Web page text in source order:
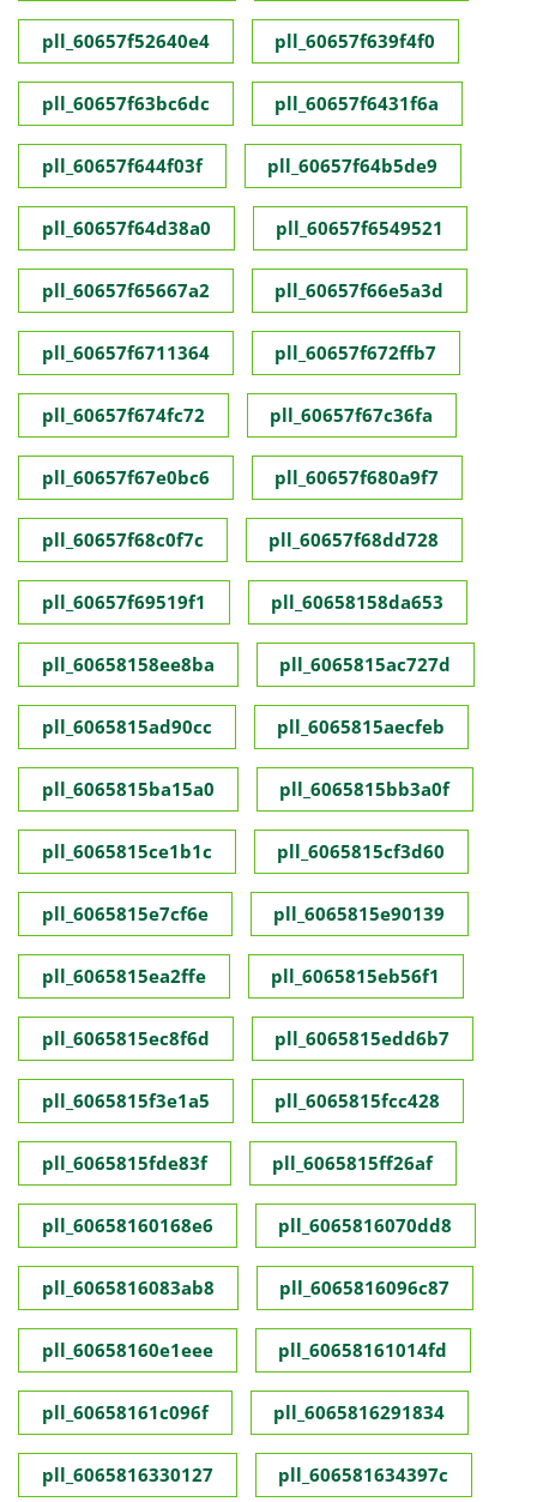
pll_60657f52640e4 pll_60657f639f4f0
pll_60657f63bc6dc pll_60657f6431f6a
pll_60657f644f03f pll_60657f64b5de9
pll_60657f64d38a0 pll_60657f6549521
pll_60657f65667a2 pll_60657f66e5a3d
pll_60657f6711364 pll_60657f672ffb7
pll_60657f674fc72 pll_60657f67c36fa
pll_60657f67e0bc6 pll_60657f680a9f7
pll_60657f68c0f7c pll_60657f68dd728
pll_60657f69519f1 pll_60658158da653
pll_60658158ee8ba pll_6065815ac727d
pll_6065815ad90cc pll_6065815aecfeb
pll_6065815ba15a0 pll_6065815bb3a0f
pll_6065815ce1b1c pll_6065815cf3d60
pll_6065815e7cf6e pll_6065815e90139
pll_6065815ea2ffe pll_6065815eb56f1
pll_6065815ec8f6d pll_6065815edd6b7
pll_6065815f3e1a5 pll_6065815fcc428
pll_6065815fde83f pll_6065815ff26af
pll_60658160168e6 pll_6065816070dd8
pll_6065816083ab8 pll_6065816096c87
pll_60658160e1eee pll_60658161014fd
pll_60658161c096f pll_6065816291834
pll_6065816330127 pll_606581634397c